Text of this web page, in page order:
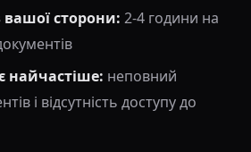
вашої сторони: 2-4 години на
найчастіше: неповний
і відсутність доступу до